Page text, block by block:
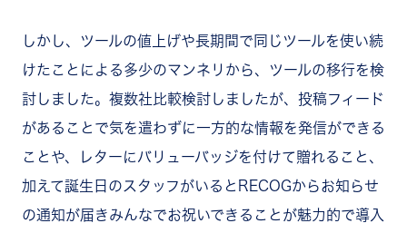
しかし、ツールの値上げや長期間で同じツールを使い続
けたことによる多少のマンネリから、ツールの移行を検
討しました。複数社比較検討しましたが、投稿フィード
があることで気を遣わずに一方的な情報を発信ができる
ことや、レターにバリューバッジを付けて贈れること、
加えて誕生日のスタッフがいるとRECOGからお知らせ
の通知が届きみんなでお祝いできることが魅力的で導入